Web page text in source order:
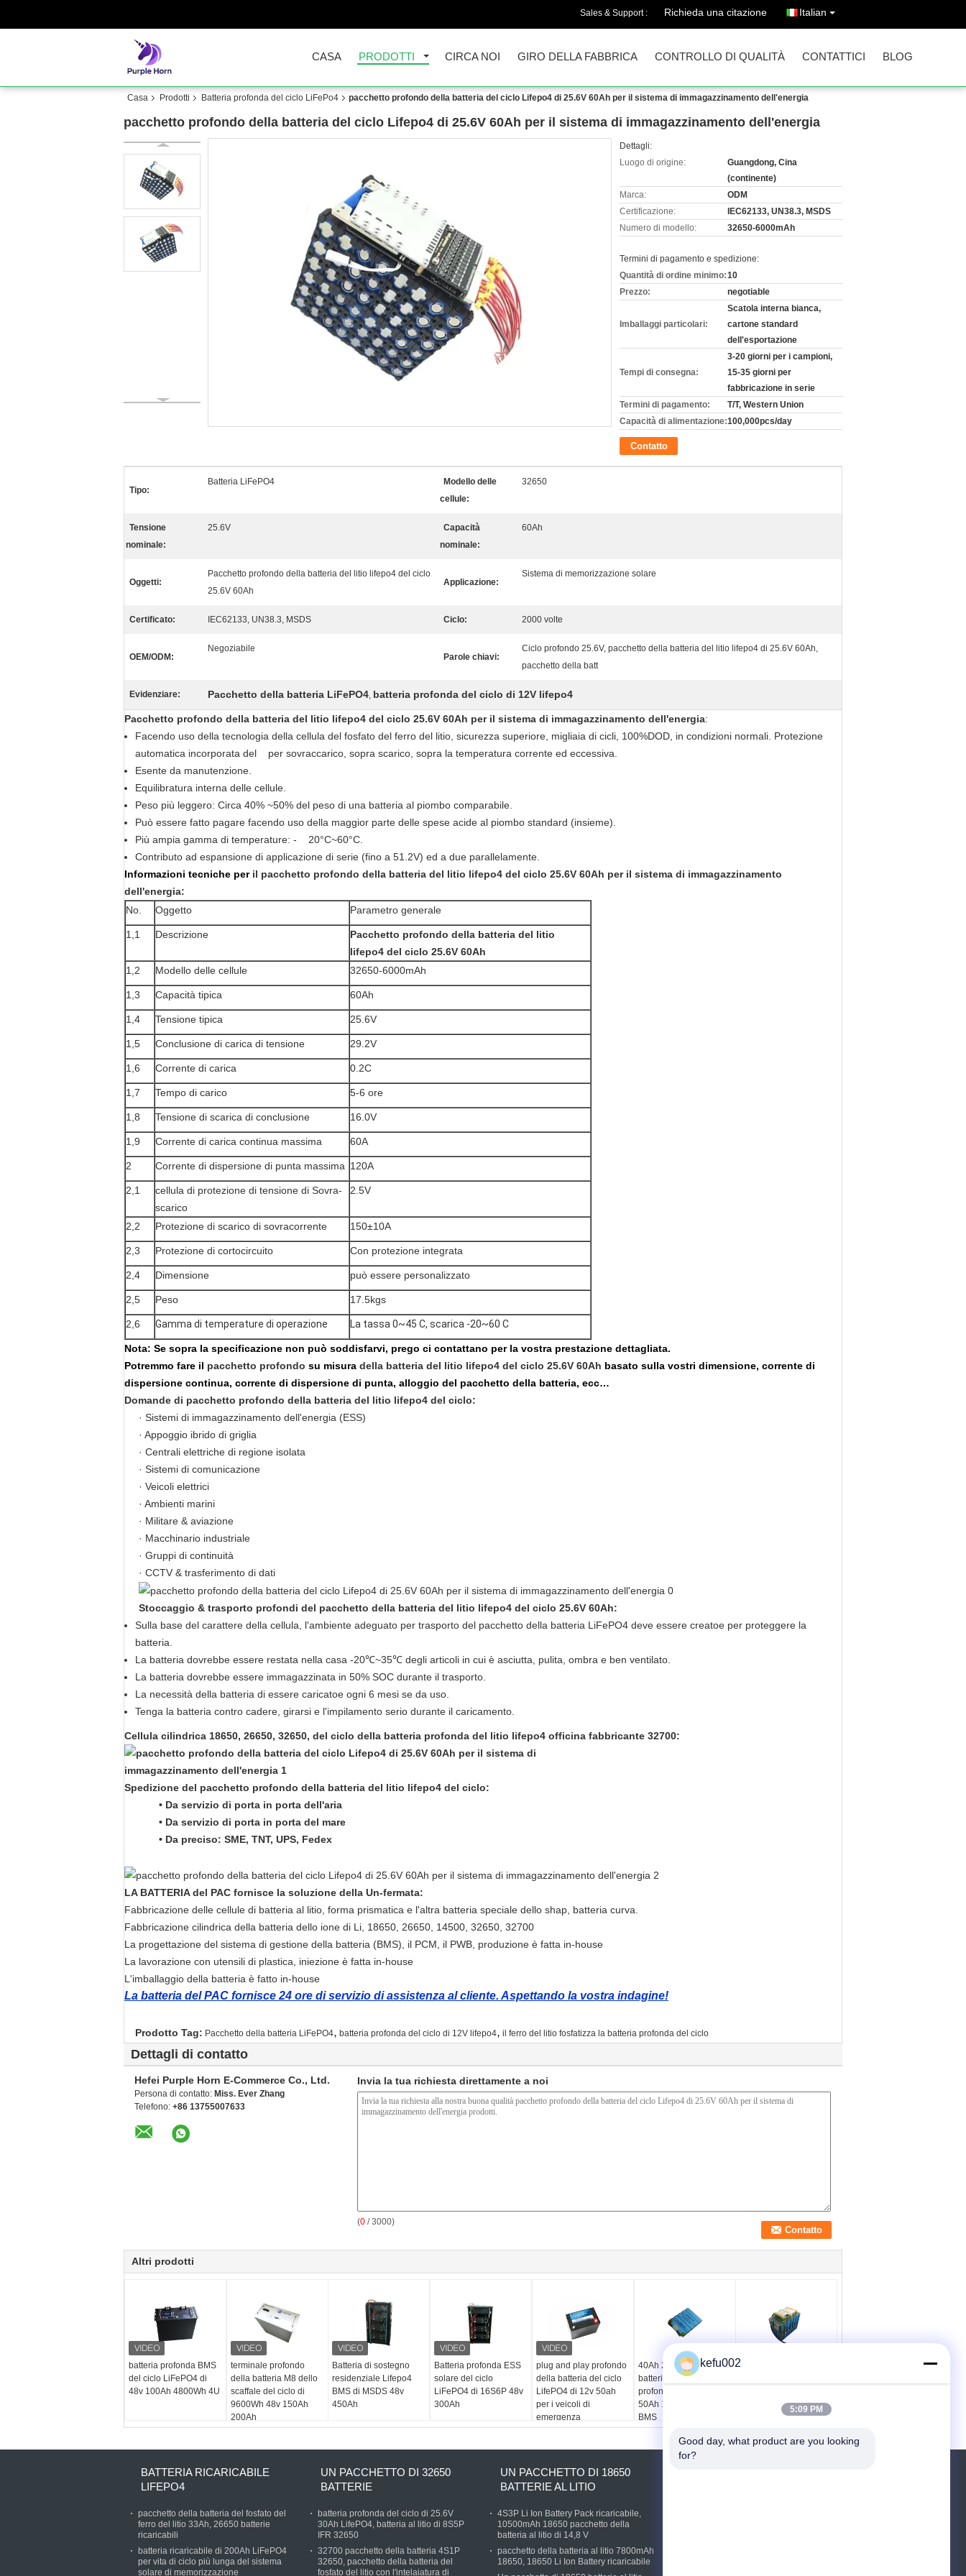
Sales & Support : Richieda una citazione Italian
CASA PRODOTTI CIRCA NOI GIRO DELLA FABBRICA CONTROLLO DI QUALITÀ CONTATTICI BLOG
Casa Prodotti Batteria profonda del ciclo LiFePo4 pacchetto profondo della batteria del ciclo Lifepo4 di 25.6V 60Ah per il sistema di immagazzinamento dell'energia
pacchetto profondo della batteria del ciclo Lifepo4 di 25.6V 60Ah per il sistema di immagazzinamento dell'energia
Dettagli:
Luogo di origine:
Guangdong, Cina
(continente)
Marca:
ODM
Certificazione:
IEC62133, UN38.3, MSDS
Numero di modello:
32650-6000mAh
Termini di pagamento e spedizione:
Quantità di ordine minimo:10
Prezzo:
negotiable
Imballaggi particolari:
Scatola interna bianca,
cartone standard
dell'esportazione
Tempi di consegna:
3-20 giorni per i campioni,
15-35 giorni per
fabbricazione in serie
Termini di pagamento:
T/T, Western Union
Capacità di alimentazione:100,000pcs/day
Contatto
Tipo:
Batteria LiFePO4
Modello delle
cellule:
32650
Tensione
nominale:
25.6V
Capacità
nominale:
60Ah
Oggetti:
Pacchetto profondo della batteria del litio lifepo4 del ciclo
25.6V 60Ah
Applicazione:
Sistema di memorizzazione solare
Certificato: IEC62133, UN38.3, MSDS Ciclo: 2000 volte
OEM/ODM:
Negoziabile
Parole chiavi:
Ciclo profondo 25.6V, pacchetto della batteria del litio lifepo4 di 25.6V 60Ah,
pacchetto della batt
Evidenziare: Pacchetto della batteria LiFePO4, batteria profonda del ciclo di 12V lifepo4
Pacchetto profondo della batteria del litio lifepo4 del ciclo 25.6V 60Ah per il sistema di immagazzinamento dell'energia:
Facendo uso della tecnologia della cellula del fosfato del ferro del litio, sicurezza superiore, migliaia di cicli, 100%DOD, in condizioni normali. Protezione
automatica incorporata del per sovraccarico, sopra scarico, sopra la temperatura corrente ed eccessiva.
Esente da manutenzione.
Equilibratura interna delle cellule.
Peso più leggero: Circa 40% ~50% del peso di una batteria al piombo comparabile.
Può essere fatto pagare facendo uso della maggior parte delle spese acide al piombo standard (insieme).
Più ampia gamma di temperature: - 20°C~60°C.
Contributo ad espansione di applicazione di serie (fino a 51.2V) ed a due parallelamente.
Informazioni tecniche per il pacchetto profondo della batteria del litio lifepo4 del ciclo 25.6V 60Ah per il sistema di immagazzinamento
dell'energia:
No.
Oggetto Parametro generale
1,1 Descrizione
Pacchetto profondo della batteria del litio
lifepo4 del ciclo 25.6V 60Ah
1,2
Modello delle cellule 32650-6000mAh
1,3 Capacità tipica 60Ah
1,4 Tensione tipica 25.6V
1,5 Conclusione di carica di tensione 29.2V
1,6 Corrente di carica 0.2C
1,7 Tempo di carico 5-6 ore
1,8 Tensione di scarica di conclusione 16.0V
1,9 Corrente di carica continua massima 60A
2 Corrente di dispersione di punta massima 120A
2,1
cellula di protezione di tensione di Sovra-
scarico
2.5V
2,2 Protezione di scarico di sovracorrente 150±10A
2,3 Protezione di cortocircuito Con protezione integrata
2,4 Dimensione può essere personalizzato
2,5 Peso 17.5kgs
2,6 Gamma di temperature di operazione La tassa 0~45 C, scarica -20~60 C
Nota: Se sopra la specificazione non può soddisfarvi, prego ci contattano per la vostra prestazione dettagliata.
Potremmo fare il pacchetto profondo su misura della batteria del litio lifepo4 del ciclo 25.6V 60Ah basato sulla vostri dimensione, corrente di
dispersione continua, corrente di dispersione di punta, alloggio del pacchetto della batteria, ecc…
Domande di pacchetto profondo della batteria del litio lifepo4 del ciclo:
· Sistemi di immagazzinamento dell'energia (ESS)
· Appoggio ibrido di griglia
· Centrali elettriche di regione isolata
· Sistemi di comunicazione
· Veicoli elettrici
· Ambienti marini
· Militare & aviazione
· Macchinario industriale
· Gruppi di continuità
· CCTV & trasferimento di dati
Stoccaggio & trasporto profondi del pacchetto della batteria del litio lifepo4 del ciclo 25.6V 60Ah:
Sulla base del carattere della cellula, l'ambiente adeguato per trasporto del pacchetto della batteria LiFePO4 deve essere creatoe per proteggere la
batteria.
La batteria dovrebbe essere restata nella casa -20℃~35℃ degli articoli in cui è asciutta, pulita, ombra e ben ventilato.
La batteria dovrebbe essere immagazzinata in 50% SOC durante il trasporto.
La necessità della batteria di essere caricatoe ogni 6 mesi se da uso.
Tenga la batteria contro cadere, girarsi e l'impilamento serio durante il caricamento.
Cellula cilindrica 18650, 26650, 32650, del ciclo della batteria profonda del litio lifepo4 officina fabbricante 32700:
Spedizione del pacchetto profondo della batteria del litio lifepo4 del ciclo:
• Da servizio di porta in porta dell'aria
• Da servizio di porta in porta del mare
• Da preciso: SME, TNT, UPS, Fedex
LA BATTERIA del PAC fornisce la soluzione della Un-fermata:
Fabbricazione delle cellule di batteria al litio, forma prismatica e l'altra batteria speciale dello shap, batteria curva.
Fabbricazione cilindrica della batteria dello ione di Li, 18650, 26650, 14500, 32650, 32700
La progettazione del sistema di gestione della batteria (BMS), il PCM, il PWB, produzione è fatta in-house
La lavorazione con utensili di plastica, iniezione è fatta in-house
L'imballaggio della batteria è fatto in-house
La batteria del PAC fornisce 24 ore di servizio di assistenza al cliente. Aspettando la vostra indagine!
Prodotto Tag: Pacchetto della batteria LiFePO4, batteria profonda del ciclo di 12V lifepo4, il ferro del litio fosfatizza la batteria profonda del ciclo
Dettagli di contatto
Hefei Purple Horn E-Commerce Co., Ltd.
Persona di contatto: Miss. Ever Zhang
Telefono: +86 13755007633
Invia la tua richiesta direttamente a noi
(0 / 3000)
Altri prodotti
batteria profonda BMS
del ciclo LiFePO4 di
48v 100Ah 4800Wh 4U
terminale profondo
della batteria M8 dello
scaffale del ciclo di
9600Wh 48v 150Ah
200Ah
Batteria di sostegno
residenziale Lifepo4
BMS di MSDS 48v
450Ah
Batteria profonda ESS
solare del ciclo
LiFePO4 di 16S6P 48v
300Ah
plug and play profondo
della batteria del ciclo
LifePO4 di 12v 50ah
per i veicoli di
emergenza
40Ah 26650 LifePO4
batteria, batteria
profonda del ciclo di
50Ah 12v LifePO4 con
BMS
Batteria al litio lunga di
di emergenza di 40ah
BATTERIA RICARICABILE
LIFEPO4
pacchetto della batteria del fosfato del
ferro del litio 33Ah, 26650 batterie
ricaricabili
batteria ricaricabile di 200Ah LiFePO4
per vita di ciclo più lunga del sistema
solare di memorizzazione
UN PACCHETTO DI 32650
BATTERIE
batteria profonda del ciclo di 25.6V
30Ah LifePO4, batteria al litio di 8S5P
IFR 32650
32700 pacchetto della batteria 4S1P
32650, pacchetto della batteria del
fosfato del litio con l'intelaiatura di
UN PACCHETTO DI 18650
BATTERIE AL LITIO
4S3P Li Ion Battery Pack ricaricabile,
10500mAh 18650 pacchetto della
batteria al litio di 14,8 V
pacchetto della batteria al litio 7800mAh
18650, 18650 Li Ion Battery ricaricabile
kefu002
5:09 PM
Good day, what product are you looking
for?